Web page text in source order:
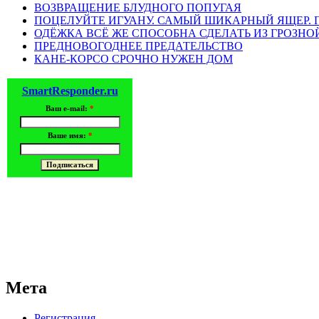
Комментарий
поставьте галочку если хотите получать на почту
ВОЗВРАЩЕНИЕ БЛУДНОГО ПОПУГАЯ
ПОЦЕЛУЙТЕ ИГУАНУ. САМЫЙ ШИКАРНЫЙ ЯЩЕР.
ОДЁЖКА ВСЁ ЖЕ СПОСОБНА СДЕЛАТЬ ИЗ
ПРЕДНОВОГОДНЕЕ ПРЕДАТЕЛЬСТВО
КАНЕ-КОРСО СРОЧНО НУЖЕН ДОМ
SmartResponder.ru
Ваш e-mail: *
Ваше имя: *
Мета